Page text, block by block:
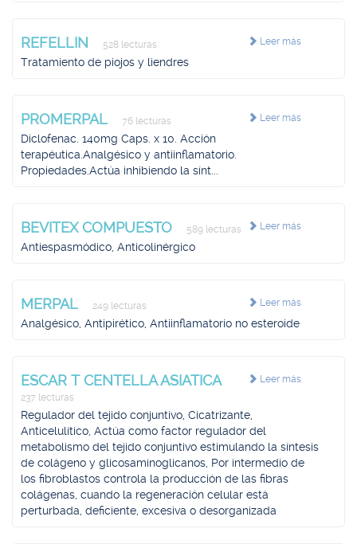
Leer más
REFELLIN 528 lecturas
Tratamiento de piojos y liendres
Leer más
PROMERPAL 76 lecturas
Diclofenac. 140mg Caps. x 10. Acción
terapéutica.Analgésico y antiinflamatorio.
Propiedades.Actúa inhibiendo la sínt...
Leer más
BEVITEX COMPUESTO 589 lecturas
Antiespasmódico, Anticolinérgico
Leer más
MERPAL 249 lecturas
Analgésico, Antipirético, Antiinflamatorio no esteroide
Leer más
ESCAR T CENTELLA ASIATICA
237 lecturas
Regulador del tejido conjuntivo, Cicatrizante,
Anticelulítico, Actúa como factor regulador del
metabolismo del tejido conjuntivo estimulando la síntesis
de colágeno y glicosaminoglicanos, Por intermedio de
los fibroblastos controla la producción de las fibras
colágenas, cuando la regeneración celular está
perturbada, deficiente, excesiva o desorganizada